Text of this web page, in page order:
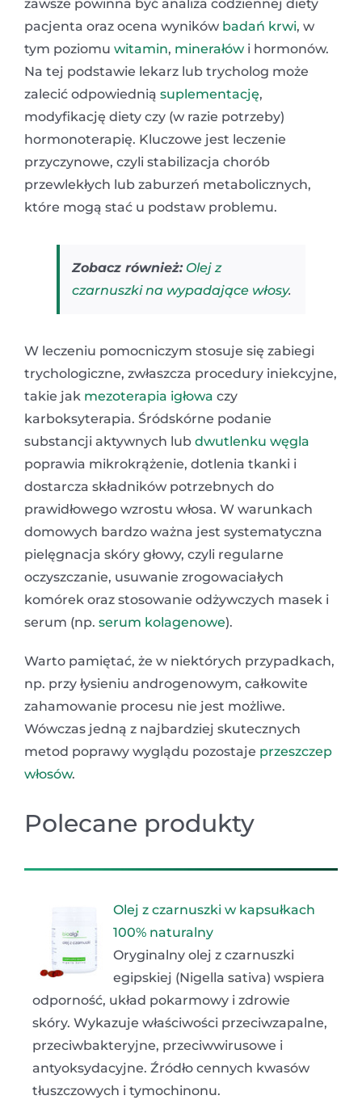
zawsze powinna być analiza codziennej diety
pacjenta oraz ocena wyników badań krwi, w
tym poziomu witamin, minerałów i hormonów.
Na tej podstawie lekarz lub trycholog może
zalecić odpowiednią suplementację,
modyfikację diety czy (w razie potrzeby)
hormonoterapię. Kluczowe jest leczenie
przyczynowe, czyli stabilizacja chorób
przewlekłych lub zaburzeń metabolicznych,
które mogą stać u podstaw problemu.
Zobacz również: Olej z
czarnuszki na wypadające włosy.
W leczeniu pomocniczym stosuje się zabiegi
trychologiczne, zwłaszcza procedury iniekcyjne,
takie jak mezoterapia igłowa czy
karboksyterapia. Śródskórne podanie
substancji aktywnych lub dwutlenku węgla
poprawia mikrokrążenie, dotlenia tkanki i
dostarcza składników potrzebnych do
prawidłowego wzrostu włosa. W warunkach
domowych bardzo ważna jest systematyczna
pielęgnacja skóry głowy, czyli regularne
oczyszczanie, usuwanie zrogowaciałych
komórek oraz stosowanie odżywczych masek i
serum (np. serum kolagenowe).
Warto pamiętać, że w niektórych przypadkach,
np. przy łysieniu androgenowym, całkowite
zahamowanie procesu nie jest możliwe.
Wówczas jedną z najbardziej skutecznych
metod poprawy wyglądu pozostaje przeszczep
włosów.
Polecane produkty
Olej z czarnuszki w kapsułkach
100% naturalny
Oryginalny olej z czarnuszki
egipskiej (Nigella sativa) wspiera
odporność, układ pokarmowy i zdrowie
skóry. Wykazuje właściwości przeciwzapalne,
przeciwbakteryjne, przeciwwirusowe i
antyoksydacyjne. Źródło cennych kwasów
tłuszczowych i tymochinonu.